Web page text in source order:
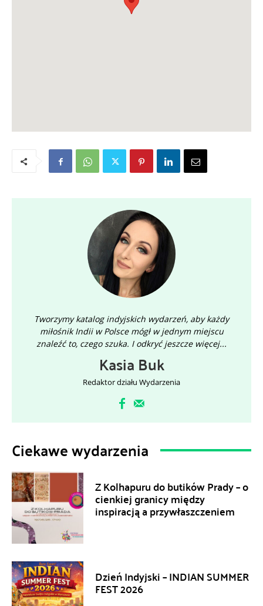
Tworzymy katalog indyjskich wydarzeń, aby każdy
miłośnik Indii w Polsce mógł w jednym miejscu
znaleźć to, czego szuka. I odkryć jeszcze więcej...
Kasia Buk
Redaktor działu Wydarzenia
Ciekawe wydarzenia
Z Kolhapuru do butików Prady – o
cienkiej granicy między
inspiracją a przywłaszczeniem
Dzień Indyjski – INDIAN SUMMER
FEST 2026